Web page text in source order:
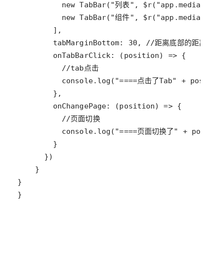
new TabBar( "列表" , $r(
new TabBar( "组件" , $r(
tabMarginBottom: 30 , //距离底部的距离，
onTabBarClick: ( position) =>
//tab点击
console. log ( "====点击了Tab" +
onChangePage: (position) =>
//页面切换
console. log ( "====页面切换了" +
}